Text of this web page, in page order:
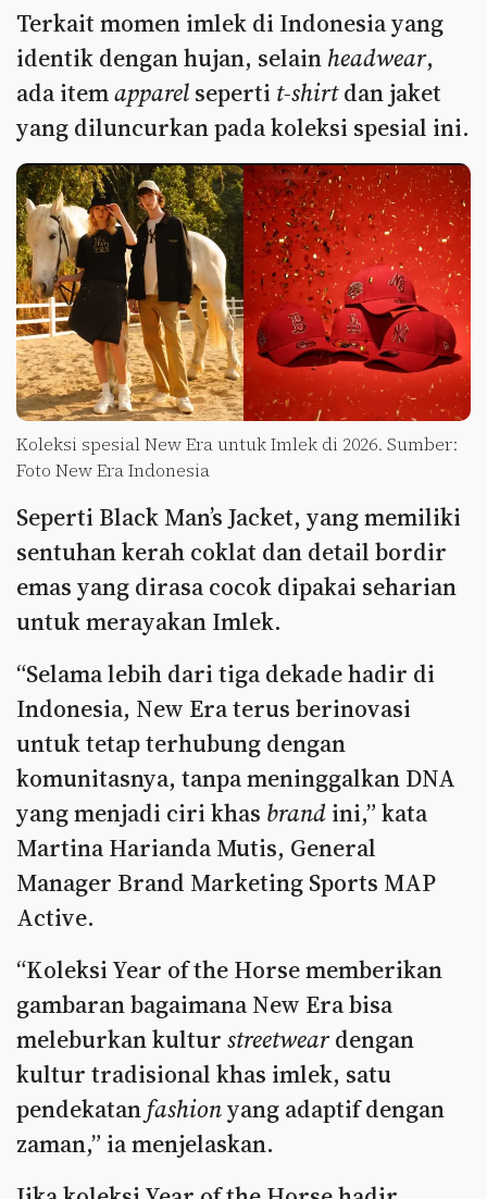
Terkait momen imlek di Indonesia yang
identik dengan hujan, selain headwear,
ada itemapparel seperti t-shirtdan jaket
yang diluncurkan pada koleksi spesial ini.
Koleksi spesial New Era untuk Imlek di 2026. Sumber:
Foto New Era Indonesia
Seperti Black Man’s Jacket, yang memiliki
sentuhan kerah coklat dan detail bordir
emas yang dirasa cocok dipakai seharian
untuk merayakan Imlek.
“Selama lebih dari tiga dekade hadir di
Indonesia, New Era terus berinovasi
untuk tetap terhubung dengan
komunitasnya, tanpa meninggalkan DNA
yang menjadi ciri khas brand ini,” kata
Martina Harianda Mutis, General
Manager Brand Marketing Sports MAP
Active.
“Koleksi Year of the Horse memberikan
gambaran bagaimana New Era bisa
meleburkan kultur streetweardengan
kultur tradisional khas imlek, satu
pendekatanfashionyang adaptif dengan
zaman,” ia menjelaskan.